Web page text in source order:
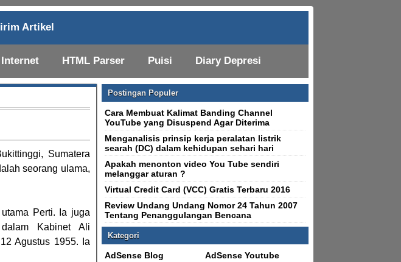
Artikel
Internet HTML Parser Puisi Diary Depresi
Sumatera
seorang ulama,
Perti. Ia juga
Kabinet Ali
Agustus 1955. Ia
Postingan Populer
Cara Membuat Kalimat Banding Channel
YouTube yang Disuspend Agar Diterima
Menganalisis prinsip kerja peralatan listrik
searah (DC) dalam kehidupan sehari hari
Apakah menonton video You Tube sendiri
melanggar aturan ?
Virtual Credit Card (VCC) Gratis Terbaru 2016
Review Undang Undang Nomor 24 Tahun 2007
Tentang Penanggulangan Bencana
Kategori
AdSense Blog
AdSense Youtube